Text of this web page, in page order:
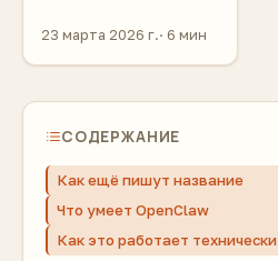
23 марта 2026 г. 6 мин
СОДЕРЖАНИЕ
Как ещё пишут название
Что умеет OpenClaw
Как это работает технически